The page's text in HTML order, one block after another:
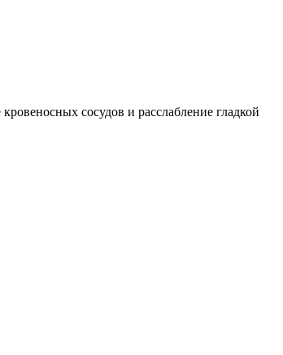
сосудов и расслабление гладкой